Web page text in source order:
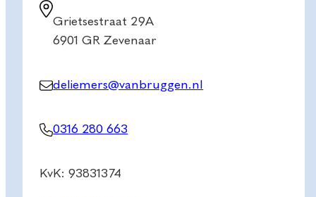
Grietsestraat 29A
6901 GR Zevenaar
deliemers@vanbruggen.nl
0316 280 663
KvK: 93831374